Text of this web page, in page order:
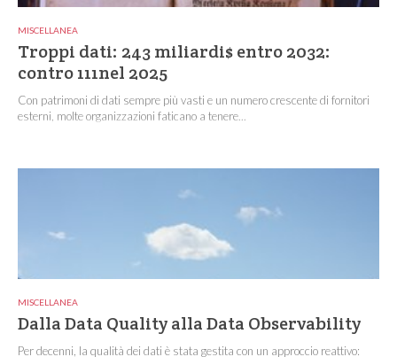
MISCELLANEA
Troppi dati: 243 miliardi$ entro 2032:
contro 111nel 2025
Con patrimoni di dati sempre più vasti e un numero crescente di fornitori
esterni, molte organizzazioni faticano a tenere...
MISCELLANEA
Dalla Data Quality alla Data Observability
Per decenni, la qualità dei dati è stata gestita con un approccio reattivo: